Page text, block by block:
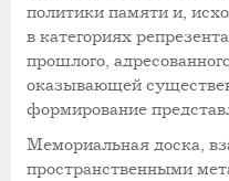
политики памяти и,
в категориях
прошлого,
оказывающей
формирование
Мемориальная доска,
пространственными